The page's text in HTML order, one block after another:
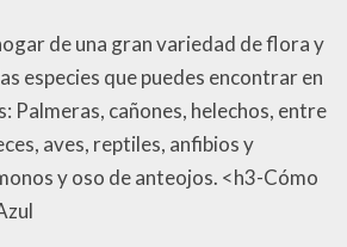
de una gran variedad de flora y
especies que puedes encontrar en
Palmeras, cañones, helechos, entre
aves, reptiles, anfibios y
y oso de anteojos. <h3-Cómo